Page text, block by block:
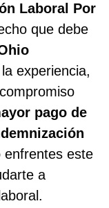
Laboral Por
que debe
experiencia,
pago de
enfrentes este
a